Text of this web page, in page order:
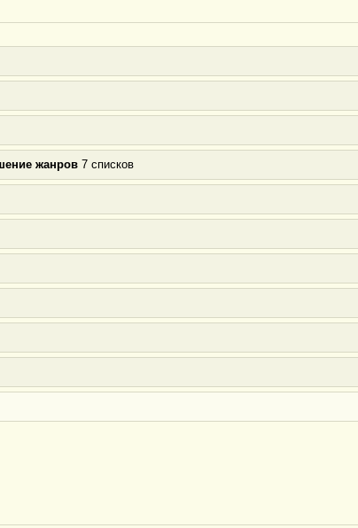
жанров 7 списков